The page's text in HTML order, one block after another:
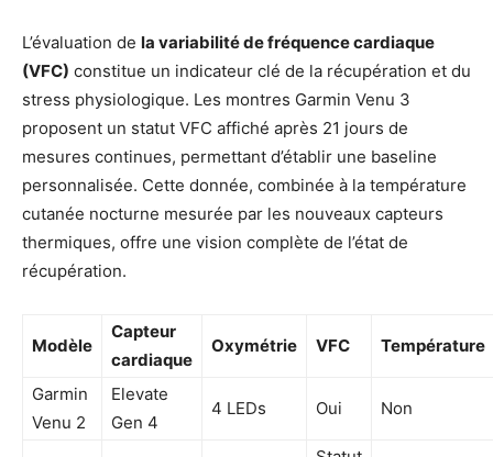
L’évaluation de la variabilité de fréquence cardiaque
(VFC) constitue un indicateur clé de la récupération et du
stress physiologique. Les montres Garmin Venu 3
proposent un statut VFC affiché après 21 jours de
mesures continues, permettant d’établir une baseline
personnalisée. Cette donnée, combinée à la température
cutanée nocturne mesurée par les nouveaux capteurs
thermiques, offre une vision complète de l’état de
récupération.
Modèle
Capteur
cardiaque
Oxymétrie VFC Température
Garmin
Venu 2
Elevate
Gen 4
4 LEDs Oui Non